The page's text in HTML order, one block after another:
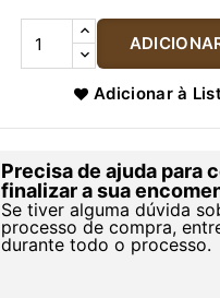
Adicionar à
Precisa de ajuda para
finalizar a sua
Se tiver alguma dúvida
processo de compra,
durante todo o processo.